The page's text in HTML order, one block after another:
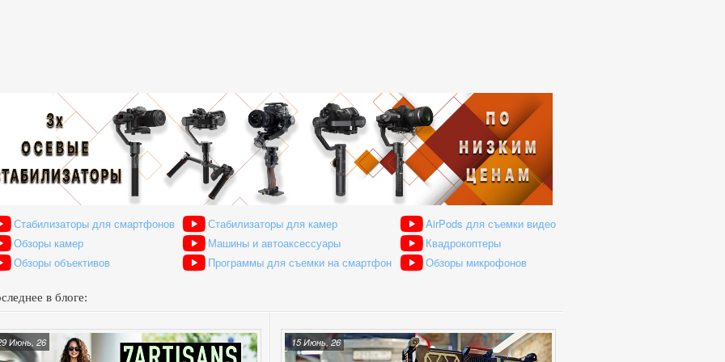
Стабилизаторы для смартфонов Стабилизаторы для камер
AirPods для съемки видео
Обзоры камер
Машины и автоаксессуары
Квадрокоптеры
Обзоры объективов
Программы для съемки на смартфон Обзоры микрофонов
в блоге:
Июнь, 26 15 Июнь, 26